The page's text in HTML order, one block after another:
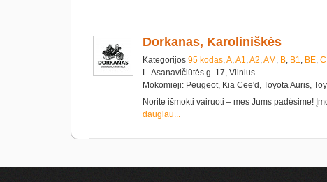
Dorkanas, Karoliniškės
Kategorijos 95 kodas,A,A1,A2,AM , B, B1, BE, C
L. Asanavičiūtės g. 17, Vilnius
Mokomieji: Peugeot, Kia Cee'd, Toyota Auris,
Norite išmokti vairuoti – mes Jums padėsime!
daugiau...